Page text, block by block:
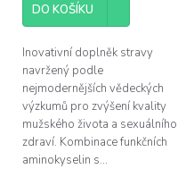
DO KOŠÍKU
Inovativní doplněk stravy
navržený podle
nejmodernějších vědeckých
výzkumů pro zvýšení kvality
mužského života a sexuálního
zdraví. Kombinace funkčních
aminokyselin s...